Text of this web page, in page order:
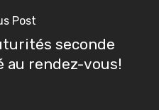
Post
seconde
au rendez-vous!